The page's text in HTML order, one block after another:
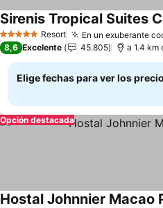
5 Estrellas Resort En un exuberante
Sirenis Tropical Suites
8,6 Excelente 45.805 a 1.4 km
Elige fechas para ver los
Opción destacada
Hostal Johnnier Macao